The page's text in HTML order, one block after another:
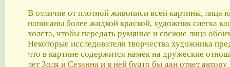
В отличие от плотной живописи всей картины, лица
написаны более жидкой краской, художник слегка
холста, чтобы передать румяные и свежие лица
Некоторые исследователи творчества художника
что в картине содержится намек на дружеские
лет Золя и Сезанна и в ней будто бы дан ответ